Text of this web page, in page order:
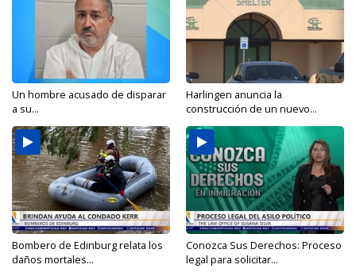
Un hombre acusado de disparar
a su...
Harlingen anuncia la
construcción de un nuevo...
Bombero de Edinburg relata los
daños mortales...
Conozca Sus Derechos: Proceso
legal para solicitar...